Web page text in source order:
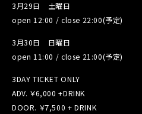
3月29日 土曜日
open 12:00 / close 22:00(予定)
3月30日 日曜日
open 11:00 / close 21:00(予定)
3DAY TICKET ONLY
ADV. ￥6,000 +DRINK
DOOR. ￥7,500 + DRINK